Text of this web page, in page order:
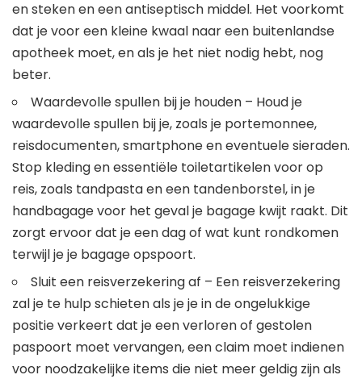
en steken en een antiseptisch middel. Het voorkomt
dat je voor een kleine kwaal naar een buitenlandse
apotheek moet, en als je het niet nodig hebt, nog
beter.
Waardevolle spullen bij je houden – Houd je
waardevolle spullen bij je, zoals je portemonnee,
reisdocumenten, smartphone en eventuele sieraden.
Stop kleding en essentiële toiletartikelen voor op
reis, zoals tandpasta en een tandenborstel, in je
handbagage voor het geval je bagage kwijt raakt. Dit
zorgt ervoor dat je een dag of wat kunt rondkomen
terwijl je je bagage opspoort.
Sluit een reisverzekering af – Een reisverzekering
zal je te hulp schieten als je je in de ongelukkige
positie verkeert dat je een verloren of gestolen
paspoort moet vervangen, een claim moet indienen
voor noodzakelijke items die niet meer geldig zijn als